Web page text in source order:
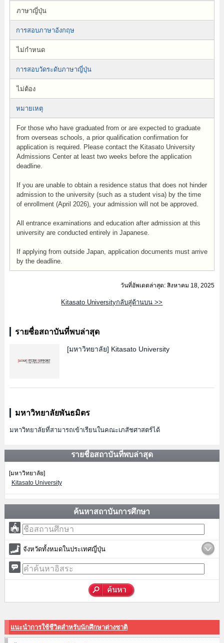
ภาษาญี่ปุ่น
การสอบภาษาอังกฤษ
ไม่กำหนด
การสอบวัดระดับภาษาญี่ปุ่น
ไม่ต้อง
หมายเหตุ
For those who have graduated from or are expected to graduate
from overseas schools, a prior qualification confirmation for
application is required. Please contact the Kitasato University
Admissions Center at least two weeks before the application
deadline.
If you are unable to obtain a residence status that does not hinder
admission to the university (such as a student visa) by the time
of enrollment (April 2026), your admission will not be approved.
All entrance examinations and education after admission at this
university are conducted entirely in Japanese.
If applying from outside Japan, application documents must arrive
by the deadline.
วันที่อัพเดตล่าสุด: สิงหาคม 18, 2025
Kitasato Universityกลับสู่ด้านบน >>
รายชื่อสถาบันที่พบล่าสุด
[มหาวิทยาลัย] Kitasato University
มหาวิทยาลัยพันธมิตร
มหาวิทยาลัยที่สามารถเข้าเรียนในคณะเภสัชศาสตร์ได้
รายชื่อสถาบันที่พบล่าสุด
[มหาวิทยาลัย]
Kitasato University
ค้นหาสถาบันการศึกษา
จังหวัดทั้งหมดในประเทศญี่ปุ่น
แนะนำการใช้ชีวิตสำหรับนักศึกษาต่างชาติ